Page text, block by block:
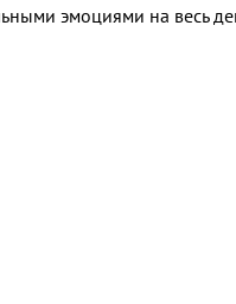
эмоциями на весь